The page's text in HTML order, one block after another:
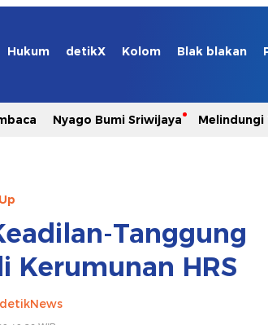
Hukum detikX Kolom Blak blakan
Nyago Bumi Sriwijaya Melindungi
Tanggung
Kerumunan HRS
detikNews